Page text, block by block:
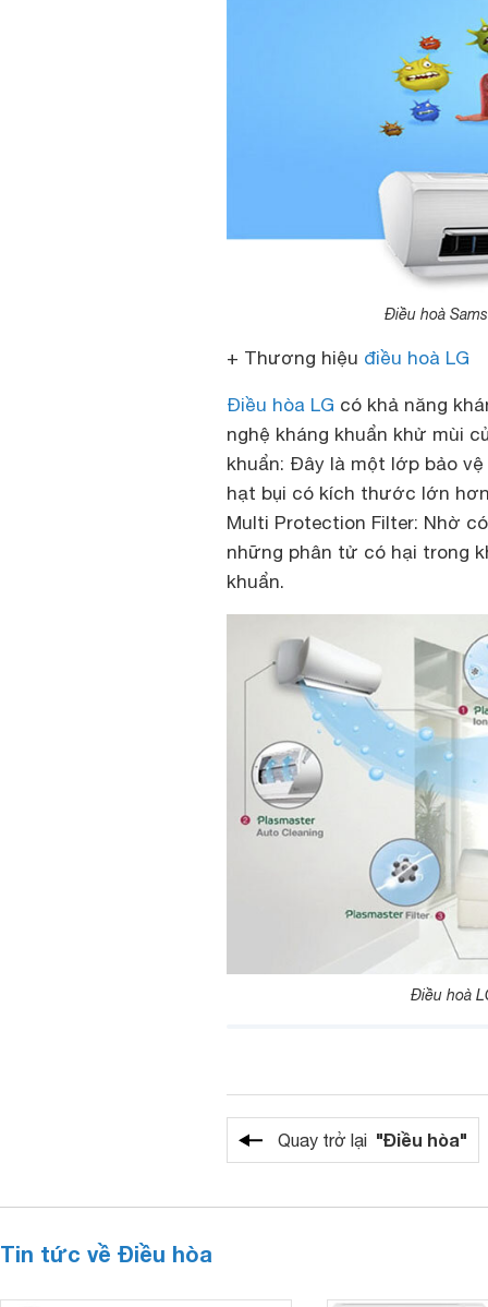
Điều hoà
+ Thương hiệu điều hoà LG
Điều hòa LG có khả năng
nghệ kháng khuẩn khử mùi
khuẩn: Đây là một lớp bảo
hạt bụi có kích thước lớn
Multi Protection Filter: Nhờ
những phân tử có hại trong
khuẩn.
Điều hoà
Quay trở lại "Điều hòa"
Tin tức về Điều hòa